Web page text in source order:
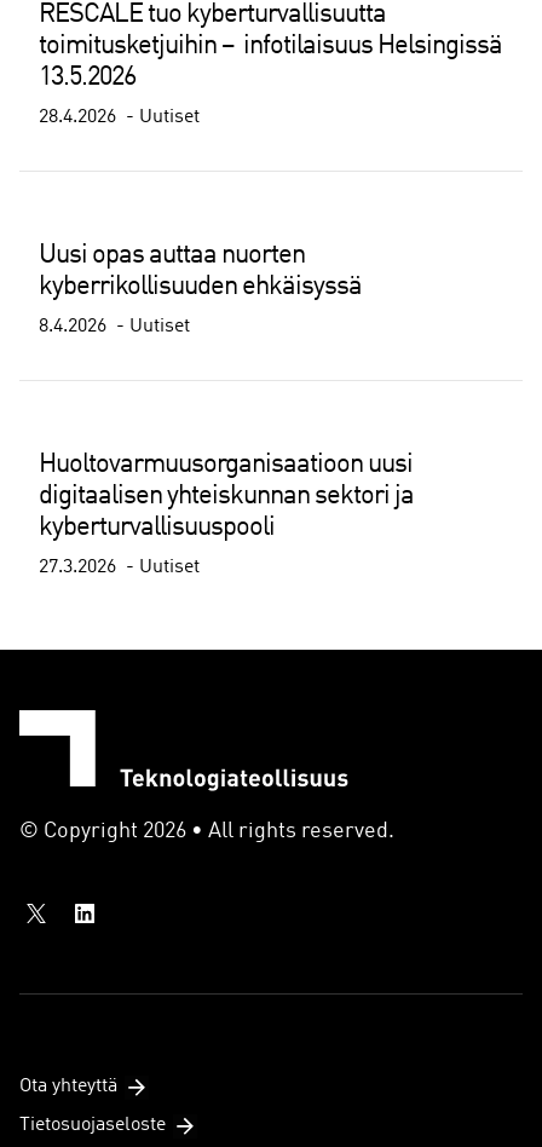
RESCALE tuo kyberturvallisuutta
toimitusketjuihin – infotilaisuus Helsingissä
13.5.2026
28.4.2026 Uutiset
Uusi opas auttaa nuorten
kyberrikollisuuden ehkäisyssä
8.4.2026 Uutiset
Huoltovarmuusorganisaatioon uusi
digitaalisen yhteiskunnan sektori ja
kyberturvallisuuspooli
27.3.2026 Uutiset
© Copyright 2026 • All rights reserved.
Ota yhteyttä
Tietosuojaseloste